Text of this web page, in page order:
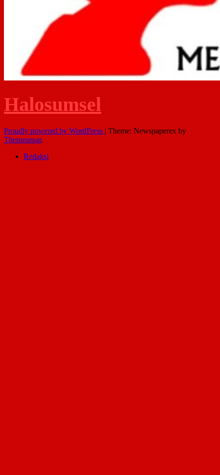
Halosumsel
Proudly powered by WordPress | Theme: Newspaperex by
Themeansar.
Redaksi